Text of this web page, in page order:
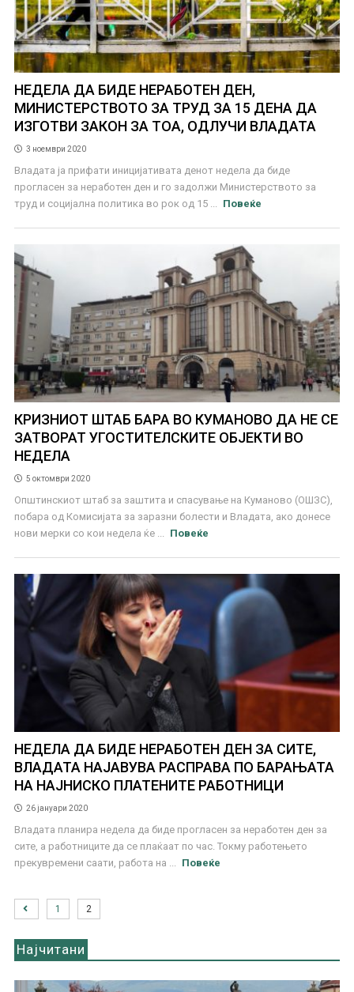
НЕДЕЛА ДА БИДЕ НЕРАБОТЕН ДЕН,
МИНИСТЕРСТВОТО ЗА ТРУД ЗА 15 ДЕНА ДА
ИЗГОТВИ ЗАКОН ЗА ТОА, ОДЛУЧИ ВЛАДАТА
3 ноември 2020
Владата ја прифати иницијативата денот недела да биде
прогласен за неработен ден и го задолжи Министерството за
труд и социјална политика во рок од 15 ...
Повеќе
КРИЗНИОТ ШТАБ БАРА ВО КУМАНОВО ДА НЕ СЕ
ЗАТВОРАТ УГОСТИТЕЛСКИТЕ ОБЈЕКТИ ВО
НЕДЕЛА
5 октомври 2020
Општинскиот штаб за заштита и спасување на Куманово (ОШЗС),
побара од Комисијата за заразни болести и Владата, ако донесе
нови мерки со кои недела ќе ...
Повеќе
НЕДЕЛА ДА БИДЕ НЕРАБОТЕН ДЕН ЗА СИТЕ,
ВЛАДАТА НАЈАВУВА РАСПРАВА ПО БАРАЊАТА
НА НАЈНИСКО ПЛАТЕНИТЕ РАБОТНИЦИ
26 јануари 2020
Владата планира недела да биде прогласен за неработен ден за
сите, а работниците да се плаќаат по час. Токму работењето
прекувремени саати, работа на ...
Повеќе
1 2
Најчитани